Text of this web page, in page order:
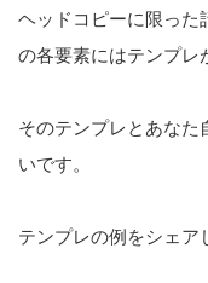
ヘッドコピーに限った
の各要素にはテンプレ
そのテンプレとあなた
いです。
テンプレの例をシェア